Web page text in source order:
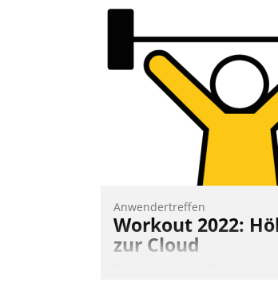
zuverlässig und leicht
Heizungs- und
automatisiert, vollständig
Wunsch über mehrere
Kommunikationswege bei
Empfängern ein.
Nadja Hußmann
Anwendertreffen
Workout 2022:
zur Cloud